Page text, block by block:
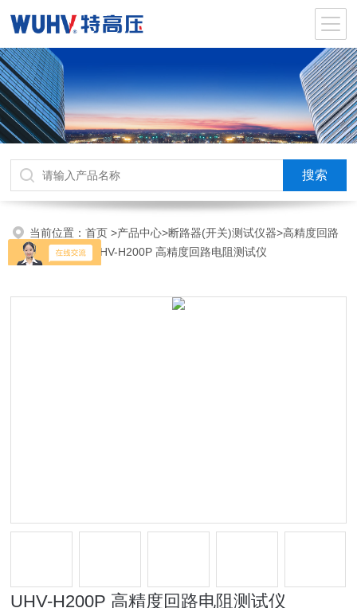
当前位置：首页>产品中心>断路器(开关)测试仪器>高精度回路
电阻测试仪>UHV-H200P 高精度回路电阻测试仪
UHV-H200P 高精度回路电阻测试仪